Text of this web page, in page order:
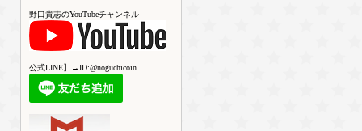
野口貴志のYouTubeチャンネル
公式LINE】→ID:@noguchicoin